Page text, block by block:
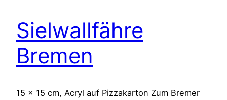
Sielwallfähre
Bremen
15 x 15 cm, Acryl auf Pizzakarton Zum Bremer